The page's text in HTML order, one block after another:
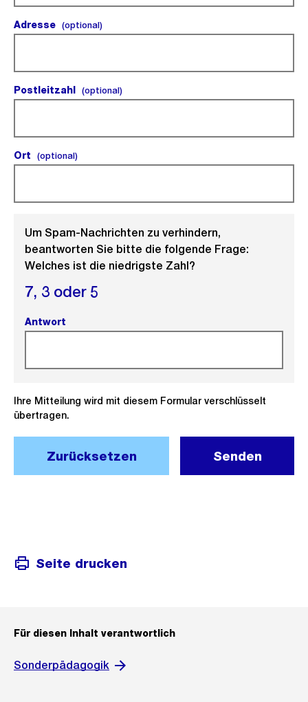
Adresse (optional)(optional).
Postleitzahl (optional)(optional).
Ort (optional)(optional).
Um Spam-Nachrichten zu verhindern,
beantworten Sie bitte die folgende Frage:
Welches ist die niedrigste Zahl?
7, 3 oder 5
Antwort
Ihre Mitteilung wird mit diesem Formular verschlüsselt
übertragen.
Zurücksetzen Senden
Seite drucken
Für diesen Inhalt verantwortlich
Sonderpädagogik